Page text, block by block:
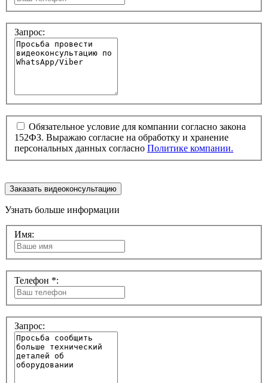
Запрос:
Обязательное условие для компании согласно закона
152ФЗ. Выражаю согласие на обработку и хранение
персональных данных согласно Политике компании.
Заказать видеоконсультацию
Узнать больше информации
Имя:
Телефон *:
Запрос: